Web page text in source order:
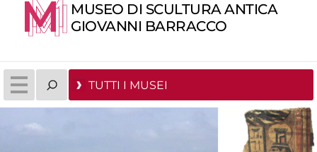
MUSEO DI SCULTURA ANTICA
GIOVANNI BARRACCO
TUTTI I MUSEI